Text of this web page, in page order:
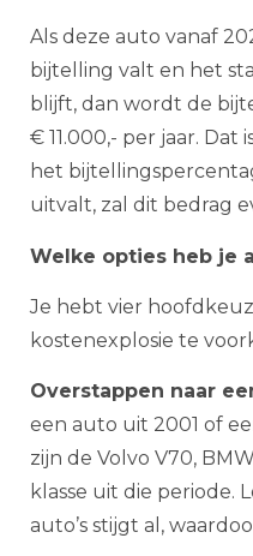
Als deze auto vanaf
bijtelling valt en het
blijft, dan wordt de
€ 11.000,- per jaar. Dat
het
uitvalt, zal dit bedrag
Welke opties heb je
Je hebt vier
kostenexplosie te
Overstappen naar
een auto uit 2001 of
zijn de Volvo V70,
klasse uit die periode.
auto’s stijgt al,